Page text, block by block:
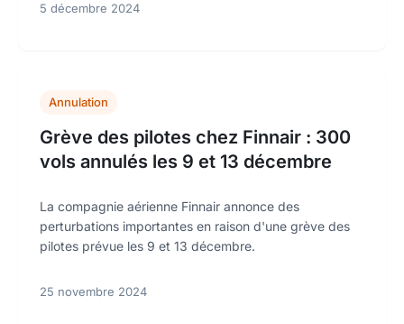
5 décembre 2024
Annulation
Grève des pilotes chez Finnair : 300
vols annulés les 9 et 13 décembre
La compagnie aérienne Finnair annonce des
perturbations importantes en raison d'une grève des
pilotes prévue les 9 et 13 décembre.
25 novembre 2024